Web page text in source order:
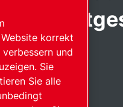
korrekt
und
Sie
Sie alle